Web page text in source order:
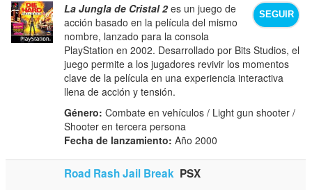
SEGUIR
La Jungla de Cristal 2es un juego de
acción basado en la película del mismo
nombre, lanzado para la consola
PlayStation en 2002. Desarrollado por Bits Studios, el
juego permite a los jugadores revivir los momentos
clave de la película en una experiencia interactiva
llena de acción y tensión.
Género: Combate en vehículos / Light gun shooter /
Shooter en tercera persona
Fecha de lanzamiento: Año 2000
Road Rash Jail Break PSX